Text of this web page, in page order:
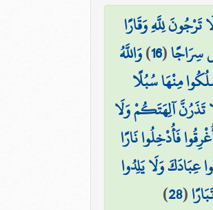
لِلَّهِ وَقَارًا
سِرَاجًا(
16
)وَاللَّهُ
مِنْهَا سُبُلًا
تَذَرُنَّ آلِهَتَكُمْ وَلَا
فَأُدْخِلُوا نَارًا
وَلَا يَلِدُوا
(
28
)